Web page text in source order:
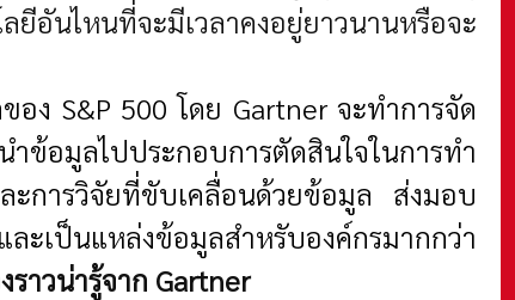
อันไหนที่จะมีเวลาคงอยู่ยาวนานหรือจะ
ง S&P 500 โดย Gartner จะทำการจัด
ข้อมูลไปประกอบการตัดสินใจในการทำ
ะการวิจัยที่ขับเคลื่อนด้วยข้อมูล ส่งมอบ
เป็นแหล่งข้อมูลสำหรับองค์กรมากกว่า
ราวน่ารู้จาก Gartner